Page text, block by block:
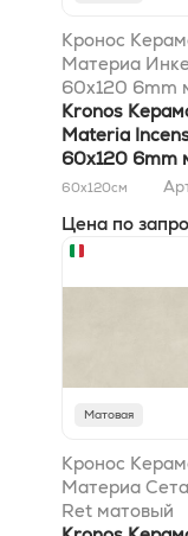
Кронос
Материа
60x120 6mm
Kronos
Materia
60x120 6mm
60x120см
Цена по
Матовая
Кронос
Материа
Ret матовый